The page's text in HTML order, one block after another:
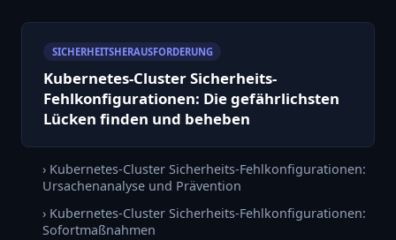
SICHERHEITSHERAUSFORDERUNG
Kubernetes-Cluster Sicherheits-
Fehlkonfigurationen: Die gefährlichsten
Lücken finden und beheben
› Kubernetes-Cluster Sicherheits-Fehlkonfigurationen:
Ursachenanalyse und Prävention
› Kubernetes-Cluster Sicherheits-Fehlkonfigurationen:
Sofortmaßnahmen